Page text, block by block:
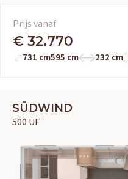
Prijs vanaf
€ 32.770
731 cm595 cm 232 cm
SÜDWIND
500 UF